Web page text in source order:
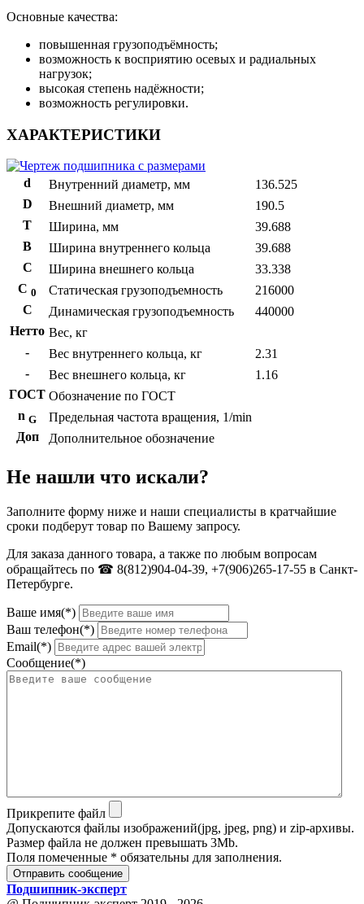
Основные качества:
повышенная грузоподъёмность;
возможность к восприятию осевых и радиальных
нагрузок;
высокая степень надёжности;
возможность регулировки.
ХАРАКТЕРИСТИКИ
d Внутренний диаметр, мм
136.525
D
Внешний диаметр, мм
190.5
T
Ширина, мм
39.688
B
Ширина внутреннего кольца
39.688
С
Ширина внешнего кольца
33.338
С 0 Статическая грузоподъемность
216000
C
Динамическая грузоподъемность
440000
Нетто Вес, кг
-
Вес внутреннего кольца, кг
2.31
-
Вес внешнего кольца, кг
1.16
ГОСТ Обозначение по ГОСТ
n G
Предельная частота вращения, 1/min
Доп
Дополнительное обозначение
Не нашли что искали?
Заполните форму ниже и наши специалисты в кратчайшие
сроки подберут товар по Вашему запросу.
Для заказа данного товара, а также по любым вопросам
обращайтесь по ☎ 8(812)904-04-39, +7(906)265-17-55 в Санкт-
Петербурге.
Ваше имя(*)
Ваш телефон(*)
Email(*)
Сообщение(*)
Прикрепите файл
Допускаются файлы изображений(jpg, jpeg, png) и zip-архивы.
Размер файла не должен превышать 3Mb.
Поля помеченные * обязательны для заполнения.
Отправить сообщение
Подшипник-эксперт